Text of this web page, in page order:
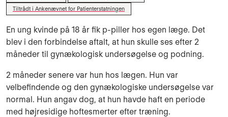
Tiltrådt i Ankenævnet for Patienterstatningen
En ung kvinde på 18 år fik p-piller hos egen læge. Det
blev i den forbindelse aftalt, at hun skulle ses efter 2
måneder til gynækologisk undersøgelse og podning.
2 måneder senere var hun hos lægen. Hun var
velbefindende og den gynækologiske undersøgelse var
normal. Hun angav dog, at hun havde haft en periode
med højresidige hoftesmerter efter træning.